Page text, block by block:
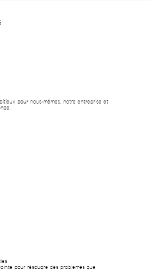
pour nous-mêmes, notre entreprise et
pour résoudre des problèmes que